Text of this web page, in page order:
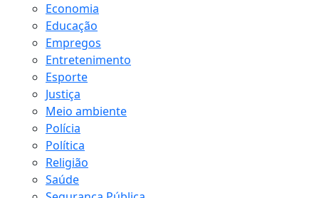
Economia
Educação
Empregos
Entretenimento
Esporte
Justiça
Meio ambiente
Polícia
Política
Religião
Saúde